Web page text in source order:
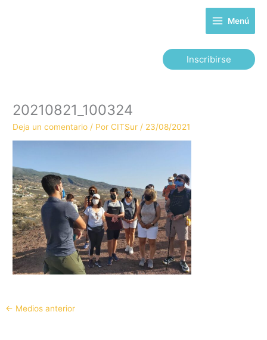
Menú
Inscribirse
20210821_100324
Deja un comentario / PorCITSur / 23/08/2021
← Medios anterior